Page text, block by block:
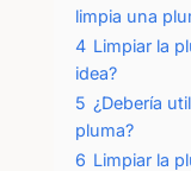
limpia una
4 Limpiar la
idea?
5 ¿Debería
pluma?
6 Limpiar la